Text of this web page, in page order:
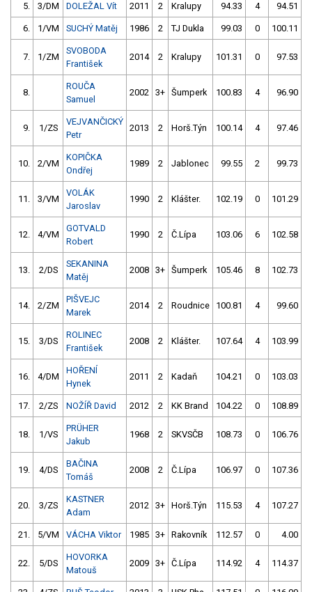
5. 3/DM DOLEŽAL Vít 2011 2 Kralupy 94.33 4 94.51
6. 1/VM SUCHÝ Matěj 1986 2 TJ Dukla 99.03 0 100.11
7. 1/ZM
SVOBODA
František
2014 2 Kralupy 101.31 0 97.53
8.
ROUČA
Samuel
2002 3+ Šumperk 100.83 4 96.90
9. 1/ZS
VEJVANČICKÝ
Petr
2013 2 Horš.Týn 100.14 4 97.46
10. 2/VM
KOPIČKA
Ondřej
1989 2 Jablonec 99.55 2 99.73
11. 3/VM
VOLÁK
Jaroslav
1990 2 Klášter. 102.19 0 101.29
12. 4/VM
GOTVALD
Robert
1990 2 Č.Lípa 103.06 6 102.58
13. 2/DS
SEKANINA
Matěj
2008 3+ Šumperk 105.46 8 102.73
14. 2/ZM
PIŠVEJC
Marek
2014 2 Roudnice 100.81 4 99.60
15. 3/DS
ROLINEC
František
2008 2 Klášter. 107.64 4 103.99
16. 4/DM
HOŘENÍ
Hynek
2011 2 Kadaň 104.21 0 103.03
17. 2/ZS NOŽÍŘ David 2012 2 KK Brand 104.22 0 108.89
18. 1/VS
PRÜHER
Jakub
1968 2 SKVSČB 108.73 0 106.76
19. 4/DS
BAČINA
Tomáš
2008 2 Č.Lípa 106.97 0 107.36
20. 3/ZS
KASTNER
Adam
2012 3+ Horš.Týn 115.53 4 107.27
21. 5/VM VÁCHA Viktor 1985 3+ Rakovník 112.57 0 4.00
22. 5/DS
HOVORKA
Matouš
2009 3+ Č.Lípa 114.92 4 114.37